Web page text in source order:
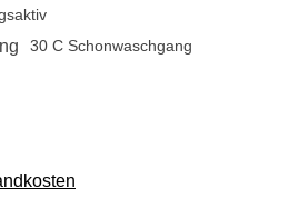
30 C Schonwaschgang